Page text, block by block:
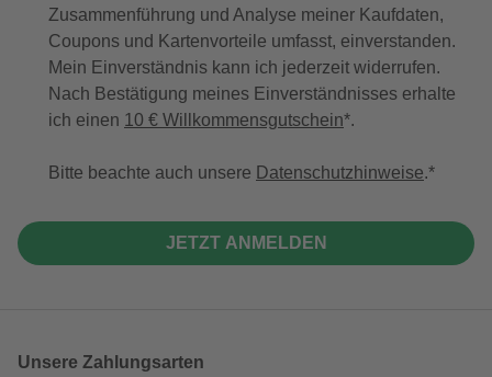
Zusammenführung und Analyse meiner Kaufdaten,
Coupons und Kartenvorteile umfasst, einverstanden.
Mein Einverständnis kann ich jederzeit widerrufen.
Nach Bestätigung meines Einverständnisses erhalte
ich einen 10 € Willkommensgutschein*.
Bitte beachte auch unsere Datenschutzhinweise.
JETZT ANMELDEN
Unsere Zahlungsarten